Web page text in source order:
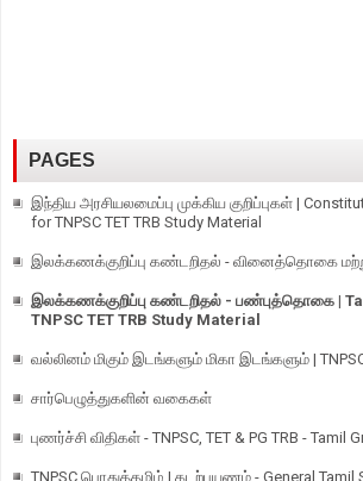
PAGES
இந்திய அரசியலமைப்பு முக்கிய குறிப்புகள் |
for TNPSC TET TRB Study Material
இலக்கணக்குறிப்பு கண்டறிதல் - வினைத்தொகை
இலக்கணக்குறிப்பு கண்டறிதல் - பண்புத்தொகை |
TNPSC TET TRB Study Material
வல்லினம் மிகும் இடங்களும் மிகா இடங்களும் |
சார்பெழுத்துகளின் வகைகள்
புணர்ச்சி விதிகள் - TNPSC, TET & PG TRB - Tamil
TNPSC பொதுத்தமிழ் | கடற்பயணம் - General Tamil